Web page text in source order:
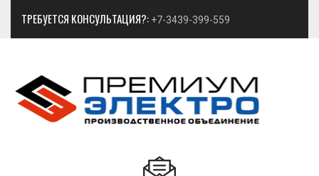
ТРЕБУЕТСЯ КОНСУЛЬТАЦИЯ?: +7-3439-399-559